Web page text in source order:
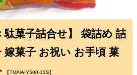
駄菓子詰合せ】 袋詰め 詰
嫁菓子 お祝い お手頃 菓
【TMAW-Y500-13S】